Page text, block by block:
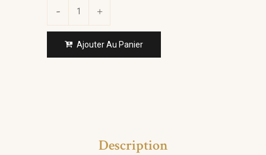
Ajouter Au Panier
Description